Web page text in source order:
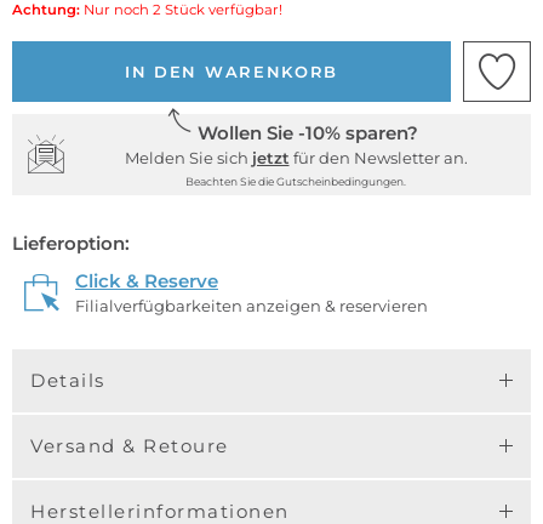
Achtung: Nur noch 2 Stück verfügbar!
IN DEN WARENKORB
Wollen Sie -10% sparen?
Melden Sie sich jetzt für den Newsletter an.
Beachten Sie die Gutscheinbedingungen.
Lieferoption:
Click & Reserve
Filialverfügbarkeiten anzeigen & reservieren
Details
Versand & Retoure
Herstellerinformationen